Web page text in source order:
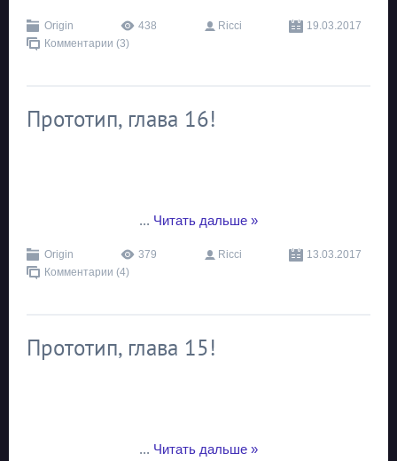
Origin 438 Ricci
19.03.2017
Комментарии (3)
Прототип, глава 16!
... Читать дальше »
Origin 379 Ricci
13.03.2017
Комментарии (4)
Прототип, глава 15!
... Читать дальше »